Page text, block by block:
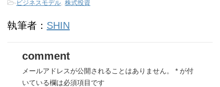
-ビジネスモデル 株式投資
執筆者： SHIN
comment
メールアドレスが公開されることはありません。 * が付
いている欄は必須項目です